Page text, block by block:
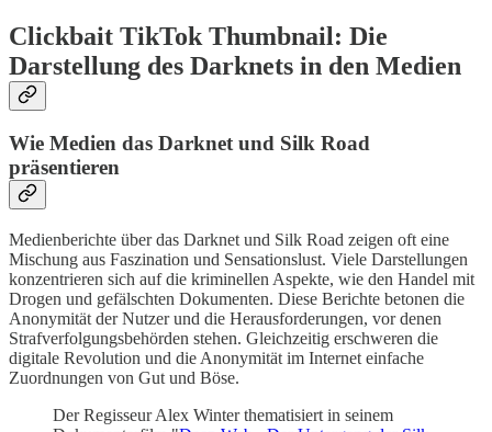
Clickbait TikTok Thumbnail: Die
Darstellung des Darknets in den Medien
Wie Medien das Darknet und Silk Road
präsentieren
Medienberichte über das Darknet und Silk Road zeigen oft eine
Mischung aus Faszination und Sensationslust. Viele Darstellungen
konzentrieren sich auf die kriminellen Aspekte, wie den Handel mit
Drogen und gefälschten Dokumenten. Diese Berichte betonen die
Anonymität der Nutzer und die Herausforderungen, vor denen
Strafverfolgungsbehörden stehen. Gleichzeitig erschweren die
digitale Revolution und die Anonymität im Internet einfache
Zuordnungen von Gut und Böse.
Der Regisseur Alex Winter thematisiert in seinem